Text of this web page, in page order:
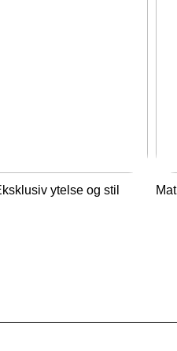
ytelse og stil